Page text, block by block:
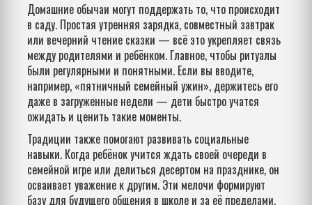
Домашние обычаи могут поддержать то, что происходит
в саду. Простая утренняя зарядка, совместный завтрак
или вечерний чтение сказки — всё это укрепляет связь
между родителями и ребёнком. Главное, чтобы ритуалы
были регулярными и понятными. Если вы вводите,
например, «пятничный семейный ужин», держитесь его
даже в загруженные недели — дети быстро учатся
ожидать и ценить такие моменты.
Традиции также помогают развивать социальные
навыки. Когда ребёнок учится ждать своей очереди в
семейной игре или делиться десертом на празднике, он
осваивает уважение к другим. Эти мелочи формируют
базу для будущего общения в школе и за её пределами.